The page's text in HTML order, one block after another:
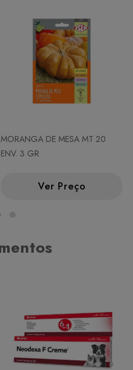
MORANGA DE MESA MT 20
ENV. 3 GR
Ver Preço